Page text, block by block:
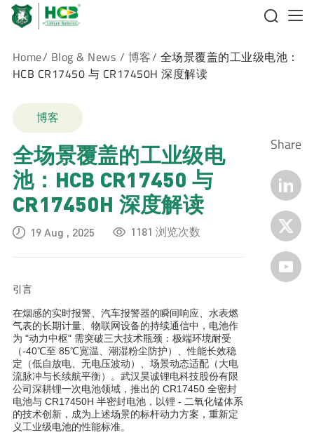
Home/ Blog & News / 博客/ 全场景覆盖的工业级电池：
HCB CR17450 与 CR17450H 深度解读
博客
全场景覆盖的工业级电
池：HCB CR17450 与
CR17450H 深度解读
19 Aug , 2025 1181 浏览次数
引言
在烟感的实时报警、汽车报警器的瞬间响应、水表燃
气表的长期计量、物联网设备的持续通信中，电池作
为 "动力中枢" 需突破三大技术瓶颈：极端环境耐受
（-40℃至 85℃宽温、潮湿粉尘防护）、性能长效稳
定（低自放电、无电压波动）、场景动态适配（大电
流脉冲与长续航平衡）。武汉昊诚锂电科技股份有限
公司深耕锂一次电池领域，推出的 CR17450 全密封
电池与 CR17450H 半密封电池，以锂 - 二氧化锰体系
的技术创新，成为上述场景的标杆动力方案，重新定
义工业级电池的性能标准。
Share